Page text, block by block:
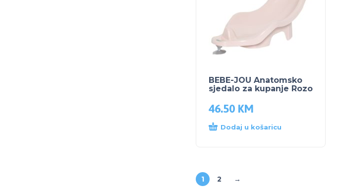
BEBE-JOU Anatomsko
sjedalo za kupanje Rozo
46.50 KM
Dodaj u košaricu
1 2 →